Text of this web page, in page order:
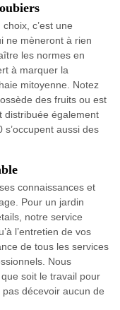
c’est une
ne mèneront à rien
les normes en
à marquer la
mitoyenne. Notez
des fruits ou est
distribuée également
aussi des
connaissances et
Pour un jardin
notre service
l’entretien de vos
de tous les services
Nous
soit le travail pour
décevoir aucun de